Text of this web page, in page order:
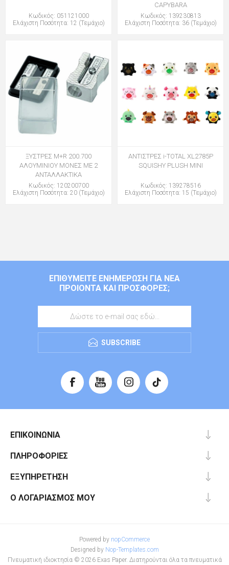
Κωδικός: 051121000
Ελάχιστη Ποσότητα: 12 (Τεμάχιο)
CAPYBARA
Κωδικός: 139230813
Ελάχιστη Ποσότητα: 36 (Τεμάχιο)
ΞΥΣΤΡΕΣ M+R 200.700
ΑΛΟΥΜΙΝΙΟΥ ΜΟΝΕΣ ΜΕ 2
ΑΝΤΑΛΛΑΚΤΙΚΑ
Κωδικός: 120200700
Ελάχιστη Ποσότητα: 20 (Τεμάχιο)
ΑΝΤΙΣΤΡΕΣ i-TOTAL XL2785P
SQUISHY PLUSH MINI
Κωδικός: 139278516
Ελάχιστη Ποσότητα: 15 (Τεμάχιο)
ΕΠΙΘΥΜΕΊΤΕ ΕΝΗΜΈΡΩΣΗ ΓΙΑ ΝΈΑ
ΠΡΟΙΌΝΤΑ ΚΑΙ ΠΡΟΣΦΟΡΈΣ;
SUBSCRIBE
ΕΠΙΚΟΙΝΩΝΊΑ
ΠΛΗΡΟΦΟΡΊΕΣ
ΕΞΥΠΗΡΈΤΗΣΗ
Ο ΛΟΓΑΡΙΑΣΜΌΣ ΜΟΥ
Powered by nopCommerce
Designed by Nop-Templates.com
Πνευματική ιδιοκτησία © 2026 Exas Paper. Διατηρούνται όλα τα πνευματικά